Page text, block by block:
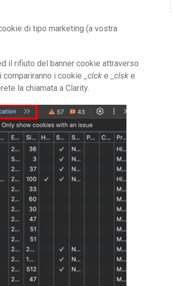
di tipo marketing (a vostra
il rifiuto del banner cookie attraverso
i cookie _clck e _clsk e
la chiamata a Clarity.